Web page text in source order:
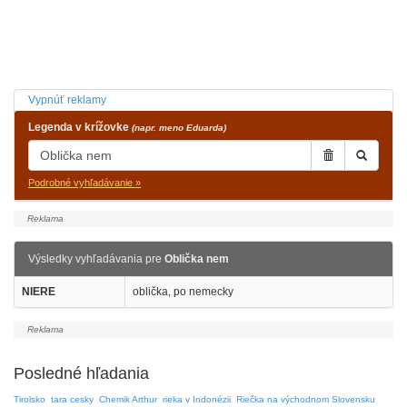
Vypnúť reklamy
Legenda v krížovke (napr. meno Eduarda)
Podrobné vyhľadávanie »
Výsledky vyhľadávania pre Oblička nem
NIERE oblička, po nemecky
Posledné hľadania
Tirolsko tara cesky Chemik Arthur rieka v Indonézii Riečka na východnom Slovensku